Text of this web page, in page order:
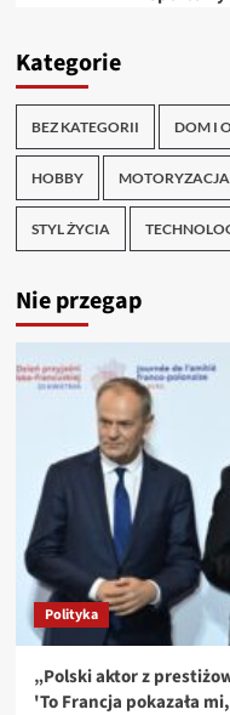
Kategorie
BEZ KATEGORII DOM I
HOBBY MOTORYZACJA
STYL ŻYCIA
Nie przegap
Polityka
„Polski aktor z
'To Francja pokazała